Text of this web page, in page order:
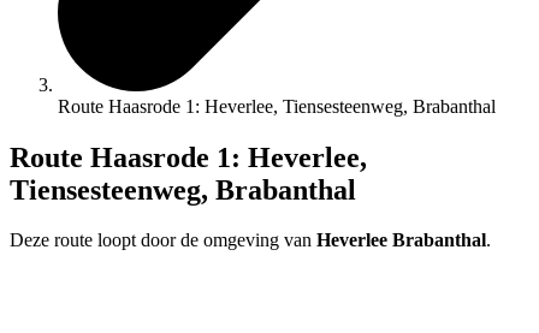
Route Haasrode 1: Heverlee, Tiensesteenweg, Brabanthal
Route Haasrode 1: Heverlee,
Tiensesteenweg, Brabanthal
Deze route loopt door de omgeving van Heverlee Brabanthal.